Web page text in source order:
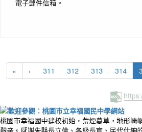
電子郵件信箱。
« ‹ 311 312 313 314
桃園市幸福國中建校初始，荒煙蔓草，地形崎
艱辛。感謝朱縣長立倫、各級長官、民代仕紳